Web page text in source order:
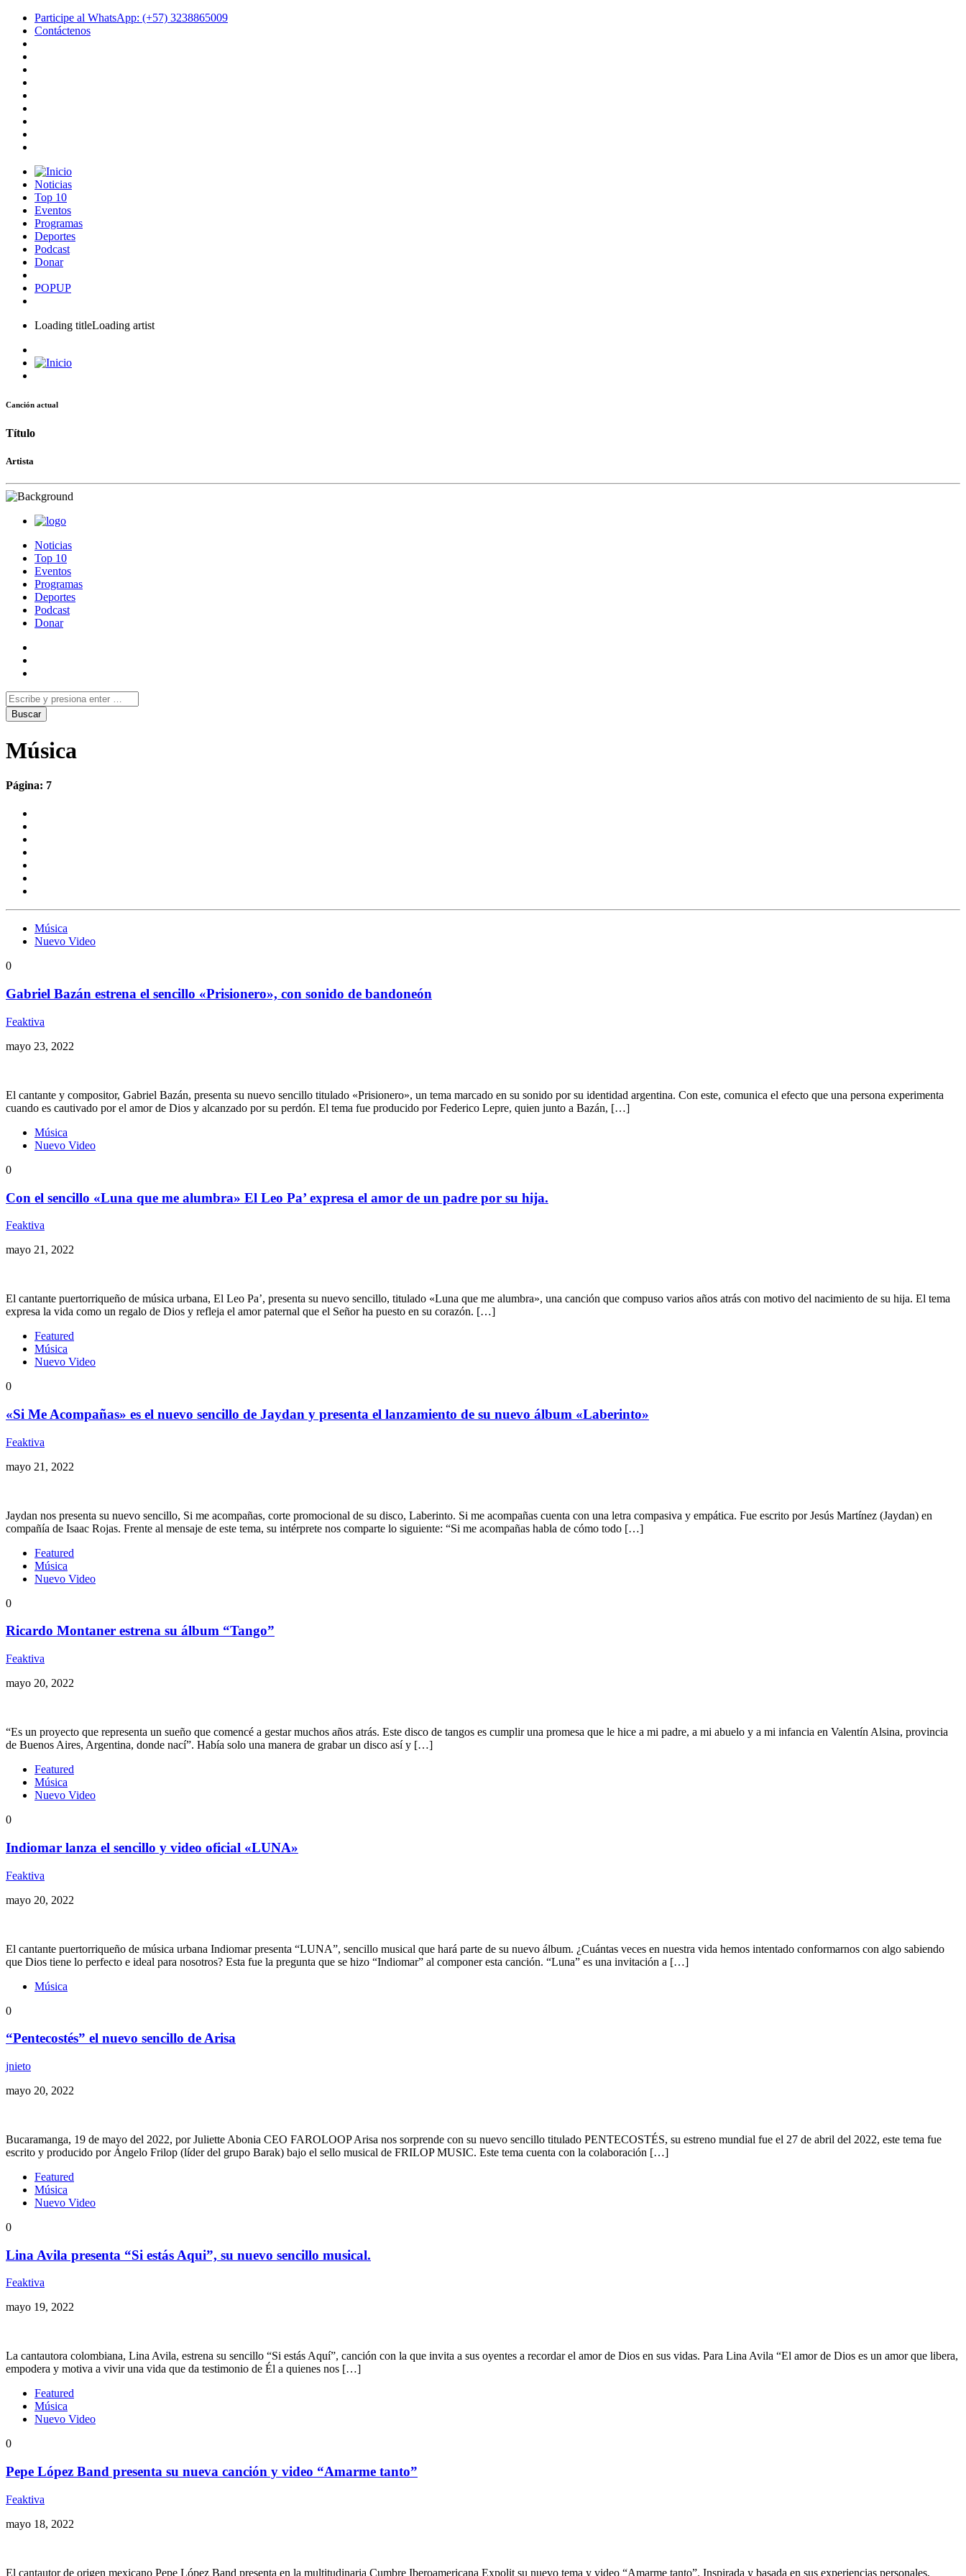
Participe al WhatsApp: (+57) 3238865009
Contáctenos
Noticias
Top 10
Eventos
Programas
Deportes
Podcast
Donar
POPUP
Loading titleLoading artist
Canción actual
Título
Artista
Noticias
Top 10
Eventos
Programas
Deportes
Podcast
Donar
Música
Página: 7
Música
Nuevo Video
0
Gabriel Bazán estrena el sencillo «Prisionero», con sonido de bandoneón
Feaktiva
mayo 23, 2022
El cantante y compositor, Gabriel Bazán, presenta su nuevo sencillo titulado «Prisionero», un tema marcado en su sonido por su identidad argentina. Con este, comunica el efecto que una persona experimenta
cuando es cautivado por el amor de Dios y alcanzado por su perdón. El tema fue producido por Federico Lepre, quien junto a Bazán, […]
Música
Nuevo Video
0
Con el sencillo «Luna que me alumbra» El Leo Pa’ expresa el amor de un padre por su hija.
Feaktiva
mayo 21, 2022
El cantante puertorriqueño de música urbana, El Leo Pa’, presenta su nuevo sencillo, titulado «Luna que me alumbra», una canción que compuso varios años atrás con motivo del nacimiento de su hija. El tema
expresa la vida como un regalo de Dios y refleja el amor paternal que el Señor ha puesto en su corazón. […]
Featured
Música
Nuevo Video
0
«Si Me Acompañas» es el nuevo sencillo de Jaydan y presenta el lanzamiento de su nuevo álbum «Laberinto»
Feaktiva
mayo 21, 2022
Jaydan nos presenta su nuevo sencillo, Si me acompañas, corte promocional de su disco, Laberinto. Si me acompañas cuenta con una letra compasiva y empática. Fue escrito por Jesús Martínez (Jaydan) en
compañía de Isaac Rojas. Frente al mensaje de este tema, su intérprete nos comparte lo siguiente: “Si me acompañas habla de cómo todo […]
Featured
Música
Nuevo Video
0
Ricardo Montaner estrena su álbum “Tango”
Feaktiva
mayo 20, 2022
“Es un proyecto que representa un sueño que comencé a gestar muchos años atrás. Este disco de tangos es cumplir una promesa que le hice a mi padre, a mi abuelo y a mi infancia en Valentín Alsina, provincia
de Buenos Aires, Argentina, donde nací”. Había solo una manera de grabar un disco así y […]
Featured
Música
Nuevo Video
0
Indiomar lanza el sencillo y video oficial «LUNA»
Feaktiva
mayo 20, 2022
El cantante puertorriqueño de música urbana Indiomar presenta “LUNA”, sencillo musical que hará parte de su nuevo álbum. ¿Cuántas veces en nuestra vida hemos intentado conformarnos con algo sabiendo
que Dios tiene lo perfecto e ideal para nosotros? Esta fue la pregunta que se hizo “Indiomar” al componer esta canción. “Luna” es una invitación a […]
Música
0
“Pentecostés” el nuevo sencillo de Arisa
jnieto
mayo 20, 2022
Bucaramanga, 19 de mayo del 2022, por Juliette Abonia CEO FAROLOOP Arisa nos sorprende con su nuevo sencillo titulado PENTECOSTÉS, su estreno mundial fue el 27 de abril del 2022, este tema fue
escrito y producido por Ángelo Frilop (líder del grupo Barak) bajo el sello musical de FRILOP MUSIC. Este tema cuenta con la colaboración […]
Featured
Música
Nuevo Video
0
Lina Avila presenta “Si estás Aqui”, su nuevo sencillo musical.
Feaktiva
mayo 19, 2022
La cantautora colombiana, Lina Avila, estrena su sencillo “Si estás Aquí”, canción con la que invita a sus oyentes a recordar el amor de Dios en sus vidas. Para Lina Avila “El amor de Dios es un amor que libera,
empodera y motiva a vivir una vida que da testimonio de Él a quienes nos […]
Featured
Música
Nuevo Video
0
Pepe López Band presenta su nueva canción y video “Amarme tanto”
Feaktiva
mayo 18, 2022
El cantautor de origen mexicano Pepe López Band presenta en la multitudinaria Cumbre Iberoamericana Expolit su nuevo tema y video “Amarme tanto”. Inspirada y basada en sus experiencias personales,